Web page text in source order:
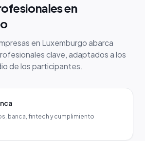
en
en Luxemburgo abarca
clave, adaptados a los
de los participantes.
banca, fintech y cumplimiento